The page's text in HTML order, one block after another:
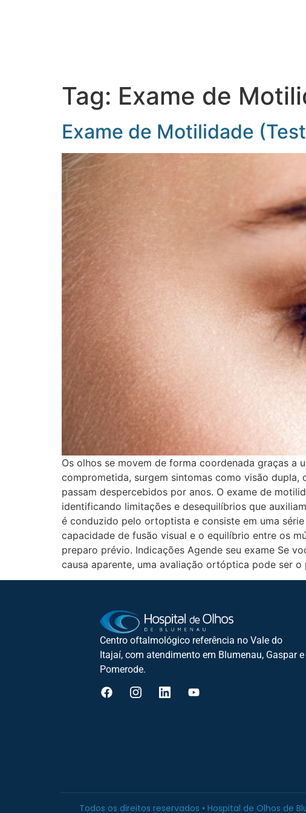
Tag: Exame de
Exame de Motilidade
Os olhos se movem de forma coordenada graças a
comprometida, surgem sintomas como visão
passam despercebidos por anos. O exame de
identificando limitações e desequilíbrios que
é conduzido pelo ortoptista e consiste em uma
capacidade de fusão visual e o equilíbrio entre os
preparo prévio. Indicações Agende seu exame Se
causa aparente, uma avaliação ortóptica pode ser
Centro oftalmológico referência no Vale do
Itajaí, com atendimento em Blumenau, Gaspar e
Pomerode.
Todos os direitos reservados • Hospital de Olhos de